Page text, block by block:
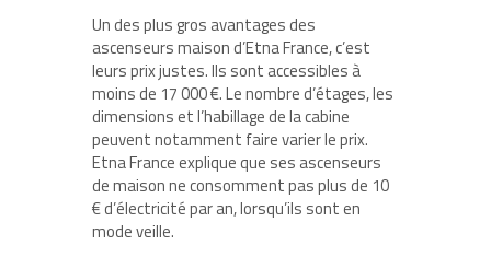
Un des plus gros avantages des
ascenseurs maison d’Etna France, c’est
leurs prix justes. Ils sont accessibles à
moins de 17 000 €. Le nombre d’étages, les
dimensions et l’habillage de la cabine
peuvent notamment faire varier le prix.
Etna France explique que ses ascenseurs
de maison ne consomment pas plus de 10
€ d’électricité par an, lorsqu’ils sont en
mode veille.